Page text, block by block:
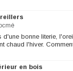
bonne literie,
chaud l'hiver.
en bois